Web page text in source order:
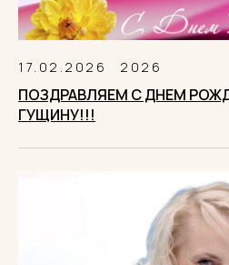
17.02.2026 2026
ПОЗДРАВЛЯЕМ С ДНЕМ
ГУЩИНУ!!!